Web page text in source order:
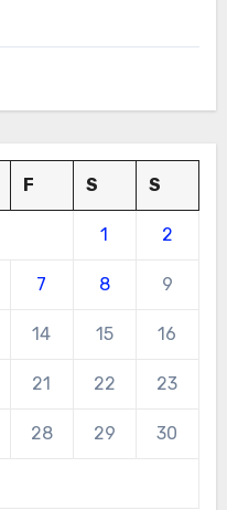
F S S
1 2
7 8 9
14 15 16
21 22 23
28 29 30